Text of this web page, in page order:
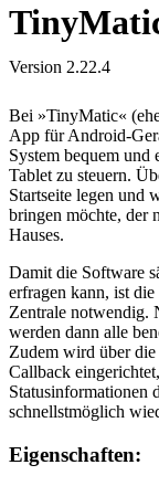
Version 2.22.4
Bei »TinyMatic«
App für Android-
System bequem und
Tablet zu steuern.
Startseite legen und
bringen möchte, der
Hauses.
Damit die Software
erfragen kann, ist
Zentrale notwendig.
werden dann alle
Zudem wird über
Callback
Statusinformationen
schnellstmöglich
Eigenschaften: